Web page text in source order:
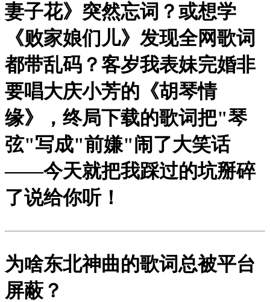
妻子花》突然忘词？或想学
《败家娘们儿》发现全网歌词
都带乱码？客岁我表妹完婚非
要唱大庆小芳的《胡琴情
缘》，终局下载的歌词把"琴
弦"写成"前嫌"闹了大笑话
——今天就把我踩过的坑掰碎
了说给你听！
为啥东北神曲的歌词总被平台
屏蔽？